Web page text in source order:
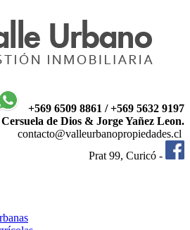
+569 6509 8861 / +569 5632 9197
de Dios & Jorge Yañez Leon.
contacto@valleurbanopropiedades.cl
Prat 99, Curicó -